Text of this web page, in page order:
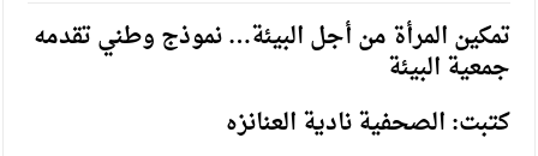
تمكين المرأة من أجل البيئة… نموذج وطني تقدمه
جمعية البيئة
كتبت: الصحفية نادية العنانزه